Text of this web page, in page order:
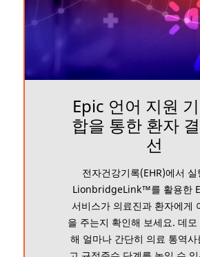
Epic 언어 지원
합을 통한 환자
선
전자건강기록(EHR)에서 실
LionbridgeLink™를 활용한
서비스가 의료진과 환자에게
을 주는지 확인해 보세요. 데모
해 얼마나 간단히 의료 통역